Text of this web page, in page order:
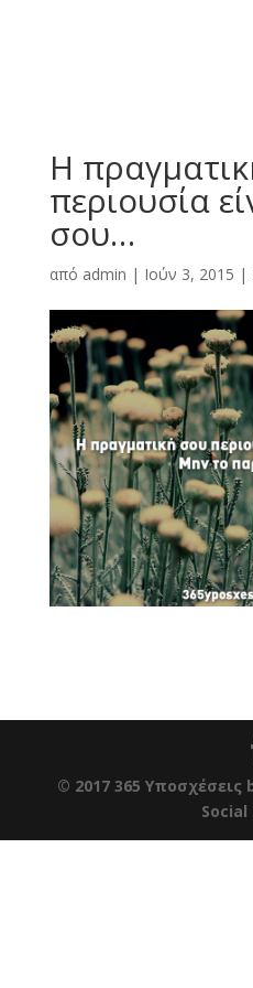
Η
περιουσία
σου…
από admin | Ιούν 3, 2015 |
© 2017 365 Υποσχέσεις
Social